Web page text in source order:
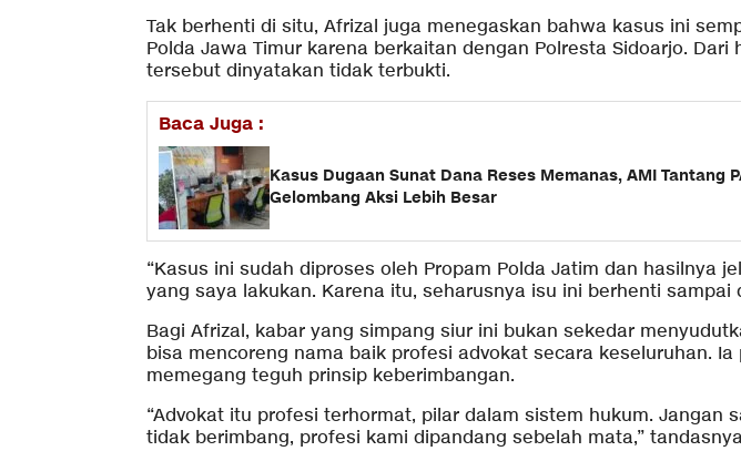
Tak berhenti di situ, Afrizal juga menegaskan bahwa kasus ini
Polda Jawa Timur karena berkaitan dengan Polresta Sidoarjo. Dari
tersebut dinyatakan tidak terbukti.
Baca Juga :
Kasus Dugaan Sunat Dana Reses Memanas, AMI Tantang
Gelombang Aksi Lebih Besar
“Kasus ini sudah diproses oleh Propam Polda Jatim dan hasilnya
yang saya lakukan. Karena itu, seharusnya isu ini berhenti sampai
Bagi Afrizal, kabar yang simpang siur ini bukan sekedar
bisa mencoreng nama baik profesi advokat secara keseluruhan.
memegang teguh prinsip keberimbangan.
“Advokat itu profesi terhormat, pilar dalam sistem hukum. Jangan
tidak berimbang, profesi kami dipandang sebelah mata,”